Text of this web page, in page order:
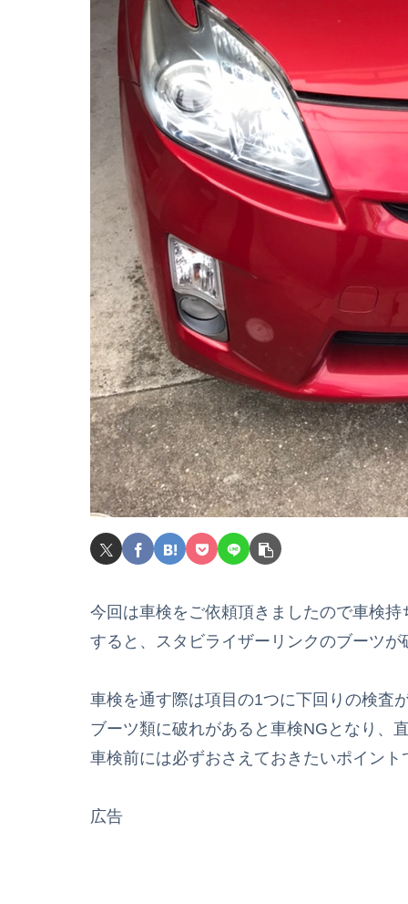
今回は車検をご依頼頂きましたので車検
すると、スタビライザーリンクのブーツが
車検を通す際は項目の1つに下回りの検査
ブーツ類に破れがあると車検NGとなり、
車検前には必ずおさえておきたいポイント
広告